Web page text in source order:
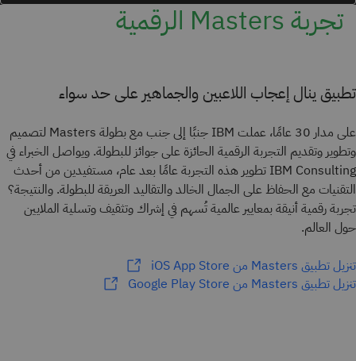
تجربة Masters الرقمية
تطبيق ينال إعجاب اللاعبين والجماهير على حد سواء
على مدار 30 عامًا، عملت IBM جنبًا إلى جنب مع بطولة Masters لتصميم
وتطوير وتقديم التجربة الرقمية الحائزة على جوائز للبطولة. ويواصل الخبراء في
IBM Consulting تطوير هذه التجربة عامًا بعد عام، مستفيدين من أحدث
التقنيات مع الحفاظ على الجمال الخالد والتقاليد العريقة للبطولة. والنتيجة؟
تجربة رقمية أنيقة بمعايير عالمية تُسهم في إشراك وتثقيف وتسلية الملايين
حول العالم.
تنزيل تطبيق Masters من iOS App Store
تنزيل تطبيق Masters من Google Play Store